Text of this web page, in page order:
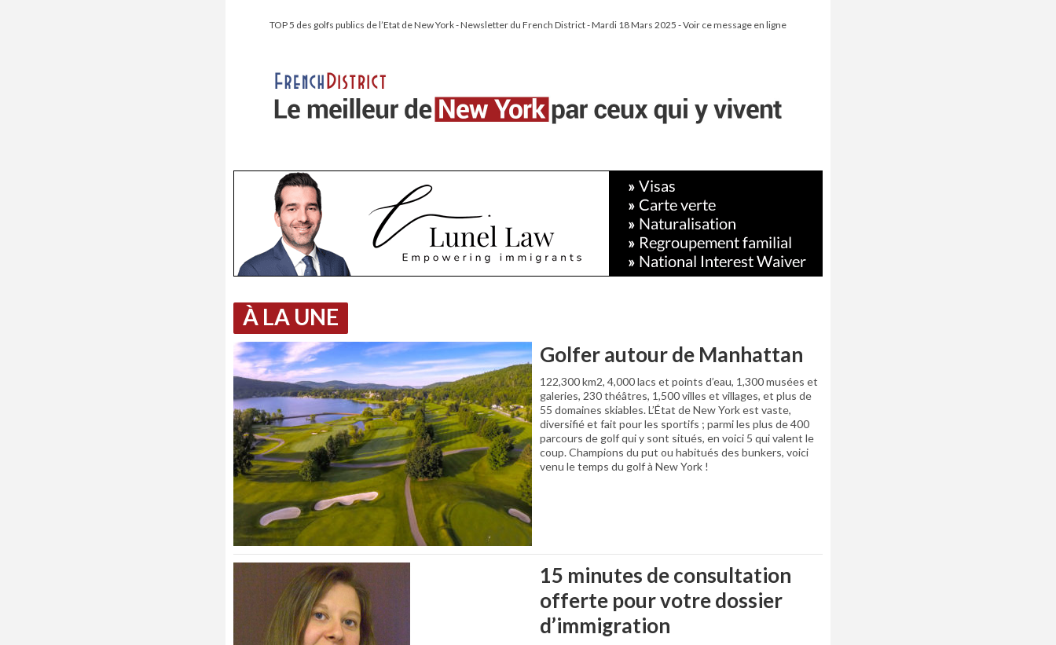
TOP 5 des golfs publics de l’Etat de New York - Newsletter du French District - Mardi 18 Mars 2025 - Voir ce message en ligne
À LA UNE
Golfer autour de Manhattan
122,300 km2, 4,000 lacs et points d’eau, 1,300 musées et
galeries, 230 théâtres, 1,500 villes et villages, et plus de
55 domaines skiables. L’État de New York est vaste,
diversifié et fait pour les sportifs ; parmi les plus de 400
parcours de golf qui y sont situés, en voici 5 qui valent le
coup. Champions du put ou habitués des bunkers, voici
venu le temps du golf à New York !
15 minutes de consultation
offerte pour votre dossier
d’immigration